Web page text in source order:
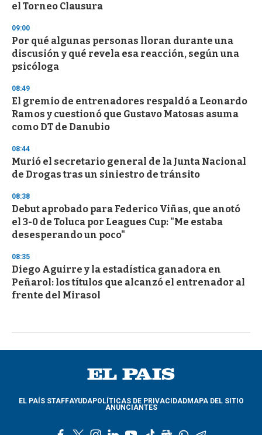
el Torneo Clausura
09:00
Por qué algunas personas lloran durante una
discusión y qué revela esa reacción, según una
psicóloga
08:49
El gremio de entrenadores respaldó a Leonardo
Ramos y cuestionó que Gustavo Matosas asuma
como DT de Danubio
08:44
Murió el secretario general de la Junta Nacional
de Drogas tras un siniestro de tránsito
08:38
Debut aprobado para Federico Viñas, que anotó
el 3-0 de Toluca por Leagues Cup: "Me estaba
desesperando un poco"
08:35
Diego Aguirre y la estadística ganadora en
Peñarol: los títulos que alcanzó el entrenador al
frente del Mirasol
EL PAÍS STAFFAYUDAPOLÍTICAS DE PRIVACIDADMAPA DEL SITIO
ANUNCIANTES